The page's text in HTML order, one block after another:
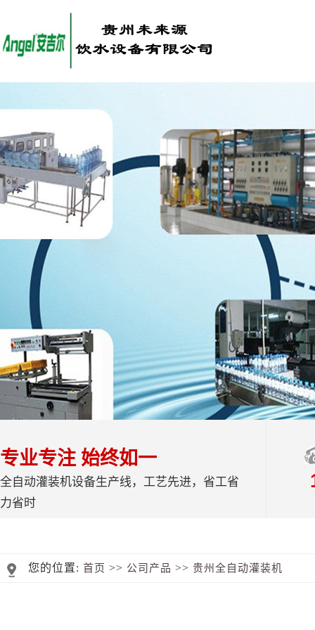
专业专注 始终如一
全自动灌装机设备生产线，工艺先进，省工省
力省时
您的位置: 首页 >> 公司产品 >> 贵州全自动灌装机